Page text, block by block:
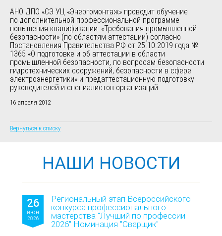
АНО ДПО «СЗ УЦ «Энергомонтаж» проводит обучение
по дополнительной профессиональной программе
повышения квалификации: «Требования промышленной
безопасности» (по областям аттестации) согласно
Постановления Правительства РФ от 25.10.2019 года №
1365 «О подготовке и об аттестации в области
промышленной безопасности, по вопросам безопасности
гидротехнических сооружений, безопасности в сфере
электроэнергетики» и предаттестационную подготовку
руководителей и специалистов организаций.
16 апреля 2012
Вернуться к списку
НАШИ НОВОСТИ
26
июн
2026
Региональный этап Всероссийского
конкурса профессионального
мастерства "Лучший по профессии
2026" Номинация "Сварщик"